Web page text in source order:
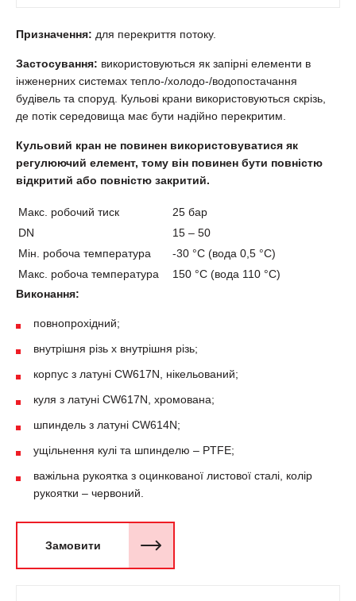
Призначення: для перекриття потоку.
Застосування: використовуються як запірні елементи в
інженерних системах тепло-/холодо-/водопостачання
будівель та споруд. Кульові крани використовуються скрізь,
де потік середовища має бути надійно перекритим.
Кульовий кран не повинен використовуватися як
регулюючий елемент, тому він повинен бути повністю
відкритий або повністю закритий.
Макс. робочий тиск
25 бар
DN
15 – 50
Мін. робоча температура
-30 °С (вода 0,5 °С)
Макс. робоча температура
150 °С (вода 110 °С)
Виконання:
повнопрохідний;
внутрішня різь х внутрішня різь;
корпус з латуні CW617N, нікельований;
куля з латуні CW617N, хромована;
шпиндель з латуні CW614N;
ущільнення кулі та шпинделю – PTFE;
важільна рукоятка з оцинкованої листової сталі, колір
рукоятки – червоний.
Замовити